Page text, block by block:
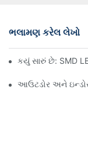
ભલામણ કરેલ લેખો
કયું સારું છે: SMD
આઉટડોર અને ઇન્ડોર